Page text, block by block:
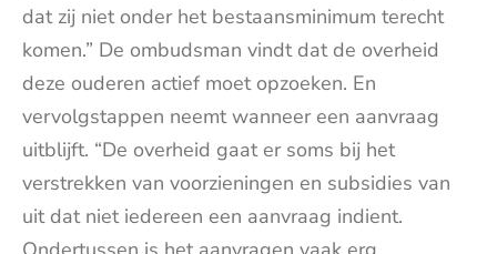
dat zij niet onder het bestaansminimum terecht
komen.” De ombudsman vindt dat de overheid
deze ouderen actief moet opzoeken. En
vervolgstappen neemt wanneer een aanvraag
uitblijft. “De overheid gaat er soms bij het
verstrekken van voorzieningen en subsidies van
uit dat niet iedereen een aanvraag indient.